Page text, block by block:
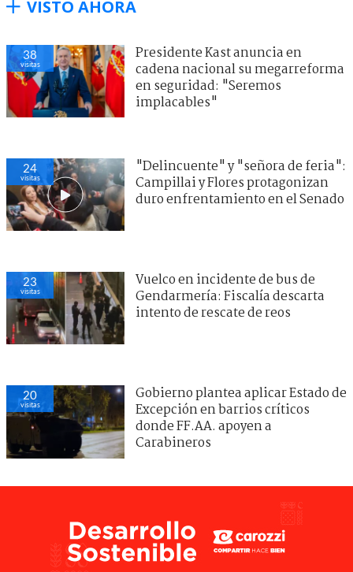
VISTO AHORA
38
visitas
Presidente Kast anuncia en
cadena nacional su megarreforma
en seguridad: "Seremos
implacables"
24
visitas
"Delincuente" y "señora de feria":
Campillai y Flores protagonizan
duro enfrentamiento en el Senado
23
visitas
Vuelco en incidente de bus de
Gendarmería: Fiscalía descarta
intento de rescate de reos
20
visitas
Gobierno plantea aplicar Estado de
Excepción en barrios críticos
donde FF.AA. apoyen a
Carabineros